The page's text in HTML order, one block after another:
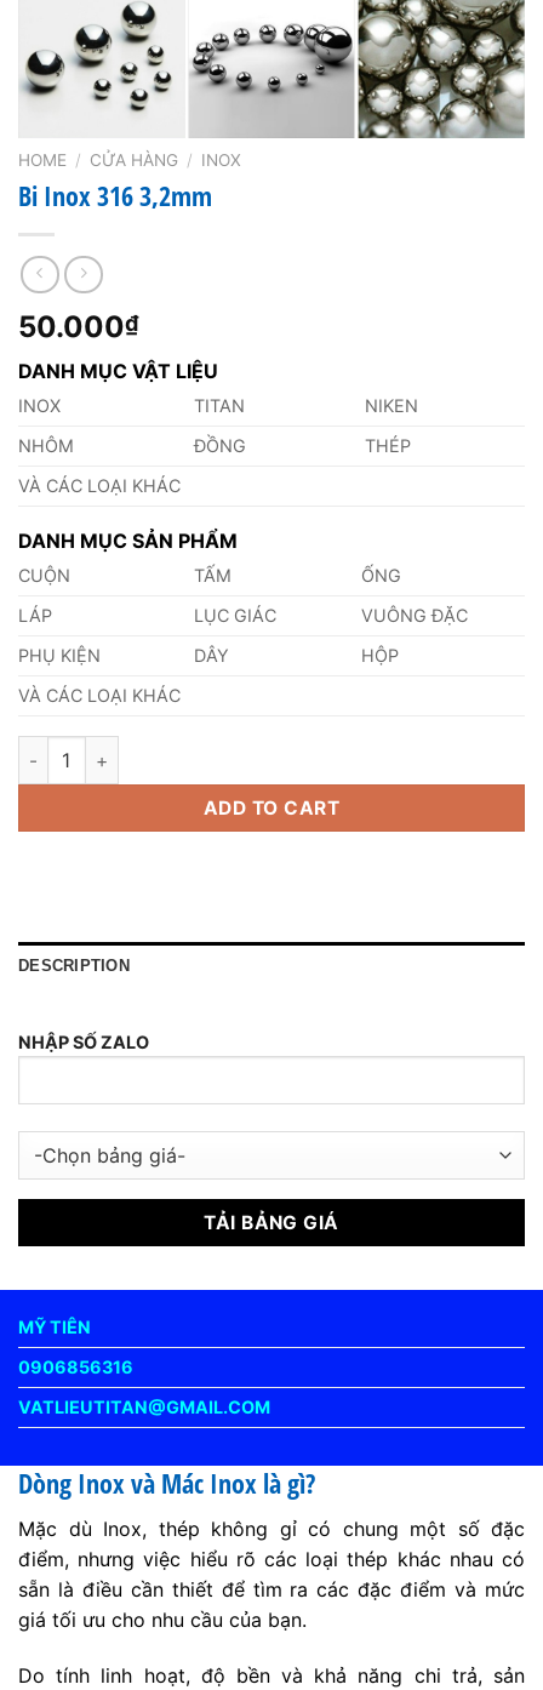
HOME / CỬA HÀNG / INOX
Bi Inox 316 3,2mm
50.000₫
DANH MỤC VẬT LIỆU
INOX TITAN
NIKEN
NHÔM
ĐỒNG
THÉP
VÀ CÁC LOẠI KHÁC
DANH MỤC SẢN PHẨM
CUỘN TẤM
ỐNG
LÁP
LỤC GIÁC
VUÔNG ĐẶC
PHỤ KIỆN
DÂY
HỘP
VÀ CÁC LOẠI KHÁC
Bi Inox 316 3,2mm quantity
ADD TO CART
DESCRIPTION
NHẬP SỐ ZALO
MỸ TIÊN
0906856316
VATLIEUTITAN@GMAIL.COM
Dòng Inox và Mác Inox là gì?
Mặc dù Inox, thép không gỉ có chung một số đặc
điểm, nhưng việc hiểu rõ các loại thép khác nhau có
sẵn là điều cần thiết để tìm ra các đặc điểm và mức
giá tối ưu cho nhu cầu của bạn.
Do tính linh hoạt, độ bền và khả năng chi trả, sản